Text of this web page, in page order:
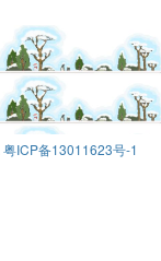
粤ICP备13011623号-1